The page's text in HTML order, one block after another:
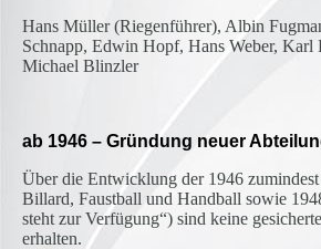
Hans Müller (Riegenführer), Albin
Schnapp, Edwin Hopf, Hans Weber,
Michael Blinzler
ab 1946 – Gründung neuer
Über die Entwicklung der 1946
Billard, Faustball und Handball sowie
steht zur Verfügung“) sind keine
erhalten.